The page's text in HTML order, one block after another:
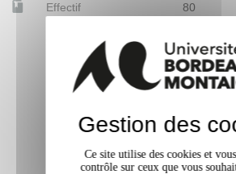
Effectif 80
Gestion des
Ce site utilise des cookies et
contrôle sur ceux que vous